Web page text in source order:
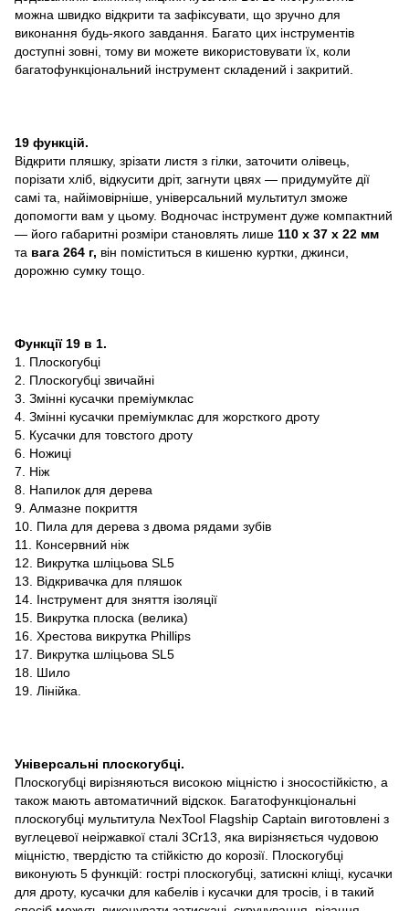
можна швидко відкрити та зафіксувати, що зручно для
виконання будь-якого завдання. Багато цих інструментів
доступні зовні, тому ви можете використовувати їх, коли
багатофункціональний інструмент складений і закритий.
19 функцій.
Відкрити пляшку, зрізати листя з гілки, заточити олівець,
порізати хліб, відкусити дріт, загнути цвях — придумуйте дії
самі та, найімовірніше, універсальний мультитул зможе
допомогти вам у цьому. Водночас інструмент дуже компактний
— його габаритні розміри становлять лише 110 х 37 х 22 мм
та вага 264 г, він поміститься в кишеню куртки, джинси,
дорожню сумку тощо.
Функції 19 в 1.
1. Плоскогубці
2. Плоскогубці звичайні
3. Змінні кусачки преміумклас
4. Змінні кусачки преміумклас для жорсткого дроту
5. Кусачки для товстого дроту
6. Ножиці
7. Ніж
8. Напилок для дерева
9. Алмазне покриття
10. Пила для дерева з двома рядами зубів
11. Консервний ніж
12. Викрутка шліцьова SL5
13. Відкривачка для пляшок
14. Інструмент для зняття ізоляції
15. Викрутка плоска (велика)
16. Хрестова викрутка Phillips
17. Викрутка шліцьова SL5
18. Шило
19. Лінійка.
Універсальні плоскогубці.
Плоскогубці вирізняються високою міцністю і зносостійкістю, а
також мають автоматичний відскок. Багатофункціональні
плоскогубці мультитула NexTool Flagship Captain виготовлені з
вуглецевої неіржавкої сталі 3Cr13, яка вирізняється чудовою
міцністю, твердістю та стійкістю до корозії. Плоскогубці
виконують 5 функцій: гострі плоскогубці, затискні кліщі, кусачки
для дроту, кусачки для кабелів і кусачки для тросів, і в такий